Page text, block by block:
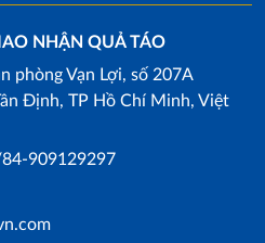
NHẬN QUẢ TÁO
phòng Vạn Lợi, số 207A
Định, TP Hồ Chí Minh, Việt
909129297